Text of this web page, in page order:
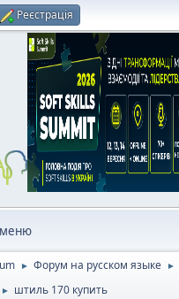
Реєстрація
меню
► Форум на русском языке ►
► штиль 170 купить